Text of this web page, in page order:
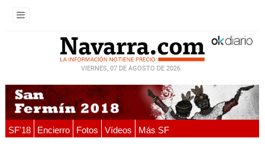
VIERNES, 07 DE AGOSTO DE 2026
SF'18 Encierro Fotos Vídeos Más SF